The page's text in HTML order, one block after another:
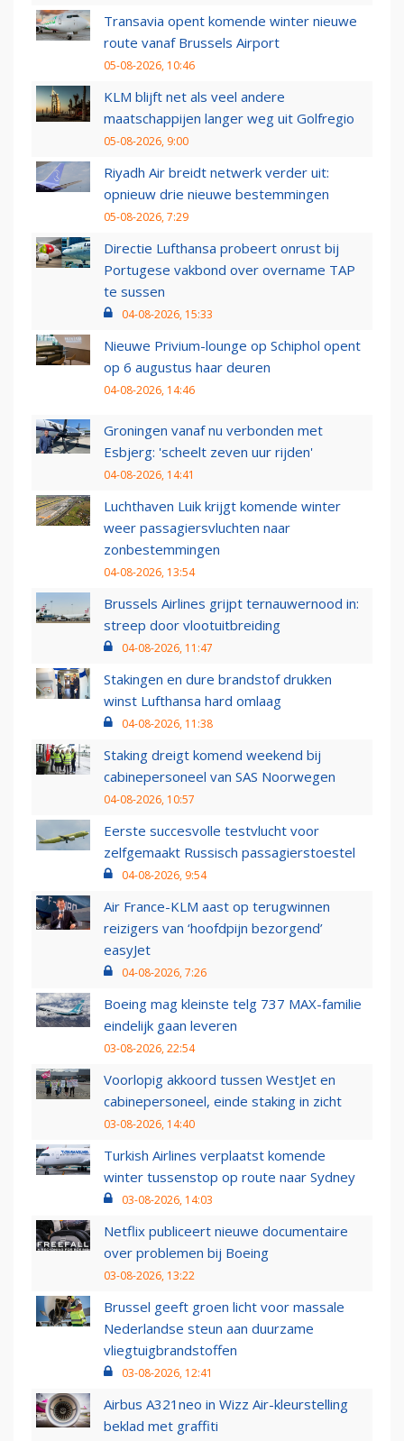
Transavia opent komende winter nieuwe
route vanaf Brussels Airport
05-08-2026, 10:46
KLM blijft net als veel andere
maatschappijen langer weg uit Golfregio
05-08-2026, 9:00
Riyadh Air breidt netwerk verder uit:
opnieuw drie nieuwe bestemmingen
05-08-2026, 7:29
Directie Lufthansa probeert onrust bij
Portugese vakbond over overname TAP
te sussen
04-08-2026, 15:33
Nieuwe Privium-lounge op Schiphol opent
op 6 augustus haar deuren
04-08-2026, 14:46
Groningen vanaf nu verbonden met
Esbjerg: 'scheelt zeven uur rijden'
04-08-2026, 14:41
Luchthaven Luik krijgt komende winter
weer passagiersvluchten naar
zonbestemmingen
04-08-2026, 13:54
Brussels Airlines grijpt ternauwernood in:
streep door vlootuitbreiding
04-08-2026, 11:47
Stakingen en dure brandstof drukken
winst Lufthansa hard omlaag
04-08-2026, 11:38
Staking dreigt komend weekend bij
cabinepersoneel van SAS Noorwegen
04-08-2026, 10:57
Eerste succesvolle testvlucht voor
zelfgemaakt Russisch passagierstoestel
04-08-2026, 9:54
Air France-KLM aast op terugwinnen
reizigers van ‘hoofdpijn bezorgend’
easyJet
04-08-2026, 7:26
Boeing mag kleinste telg 737 MAX-familie
eindelijk gaan leveren
03-08-2026, 22:54
Voorlopig akkoord tussen WestJet en
cabinepersoneel, einde staking in zicht
03-08-2026, 14:40
Turkish Airlines verplaatst komende
winter tussenstop op route naar Sydney
03-08-2026, 14:03
Netflix publiceert nieuwe documentaire
over problemen bij Boeing
03-08-2026, 13:22
Brussel geeft groen licht voor massale
Nederlandse steun aan duurzame
vliegtuigbrandstoffen
03-08-2026, 12:41
Airbus A321neo in Wizz Air-kleurstelling
beklad met graffiti